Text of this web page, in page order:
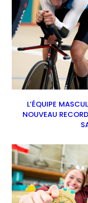
L’ÉQUIPE
NOUVEAU